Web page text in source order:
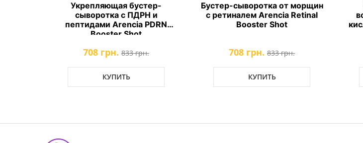
Укрепляющая бустер-
сыворотка с ПДРН и
пептидами Arencia PDRN
Booster Shot
708 грн. 833 грн.
КУПИТЬ
Бустер-сыворотка от морщин
с ретиналем Arencia Retinal
Booster Shot
708 грн. 833 грн.
КУПИТЬ